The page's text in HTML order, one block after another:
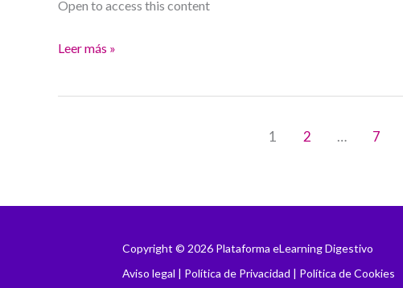
Open to access this content
de
Leer más »
1 2 … 7
Copyright © 2026 Plataforma eLearning Digestivo
Aviso legal | Política de Privacidad | Política de Cookies